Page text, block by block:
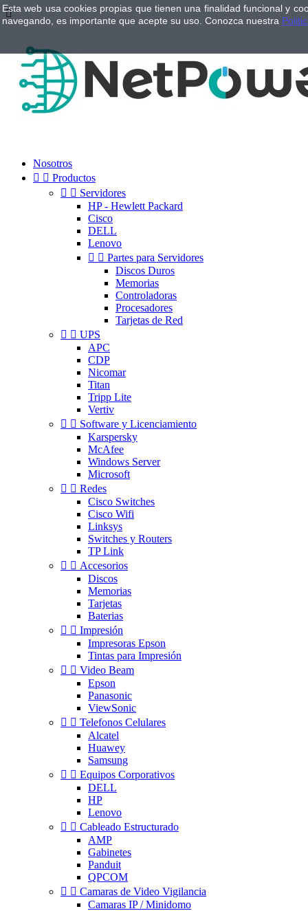

Nosotros
  Productos
  Servidores
HP - Hewlett Packard
Cisco
DELL
Lenovo
  Partes para Servidores
Discos Duros
Memorias
Controladoras
Procesadores
Tarjetas de Red
  UPS
APC
CDP
Nicomar
Titan
Tripp Lite
Vertiv
  Software y Licenciamiento
Karspersky
McAfee
Windows Server
Microsoft
  Redes
Cisco Switches
Cisco Wifi
Linksys
Switches y Routers
TP Link
  Accesorios
Discos
Memorias
Tarjetas
Baterias
  Impresión
Impresoras Epson
Tintas para Impresión
  Video Beam
Epson
Panasonic
ViewSonic
  Telefonos Celulares
Alcatel
Huawey
Samsung
  Equipos Corporativos
DELL
HP
Lenovo
  Cableado Estructurado
AMP
Gabinetes
Panduit
QPCOM
  Camaras de Video Vigilancia
Camaras IP / Minidomo
Esta web usa cookies propias que tienen una finalidad funcional y
navegando, es importante que acepte su uso. Conozca nuestra